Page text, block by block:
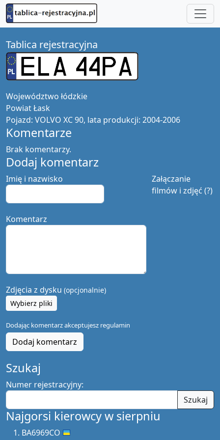
Tablica rejestracyjna
Województwo łódzkie
PowiatŁask
Pojazd: VOLVO XC 90, lata produkcji: 2004-2006
Komentarze
Brak komentarzy.
Dodaj komentarz
Załączanie
filmów i zdjęć (?)
Imię i nazwisko
Komentarz
Zdjęcia z dysku (opcjonalnie)
Wybierz pliki
Dodając komentarz akceptujesz regulamin
Dodaj komentarz
Szukaj
Numer rejestracyjny:
Szukaj
Najgorsi kierowcy w sierpniu
BA6969CO